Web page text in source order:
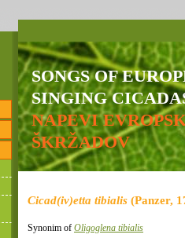
SONGS OF
SINGING
NAPEVI
ŠKRŽADOV
Cicad(iv)etta tibialis (Panzer,
Synonim of Oligoglena tibialis